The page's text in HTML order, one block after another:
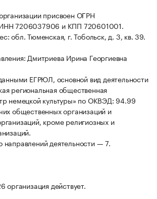
присвоен ОГРН
7206037906 и КПП 720601001.
обл. Тюменская, г. Тобольск, д. 3, кв. 39.
Дмитриева Ирина Георгиевна
ЕГРЮЛ, основной вид деятельности
региональная общественная
немецкой культуры» по ОКВЭД: 94.99
общественных организаций и
кроме религиозных и
деятельности — 7.
организация действует.